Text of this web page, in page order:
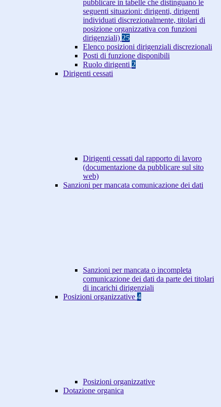
pubblicare in tabelle che distinguano le
seguenti situazioni: dirigenti, dirigenti
individuati discrezionalmente, titolari di
posizione organizzativa con funzioni
dirigenziali) 25
Elenco posizioni dirigenziali discrezionali
Posti di funzione disponibili
Ruolo dirigenti 2
Dirigenti cessati
Dirigenti cessati dal rapporto di lavoro
(documentazione da pubblicare sul sito
web)
Sanzioni per mancata comunicazione dei dati
Sanzioni per mancata o incompleta
comunicazione dei dati da parte dei titolari
di incarichi dirigenziali
Posizioni organizzative 4
Posizioni organizzative
Dotazione organica